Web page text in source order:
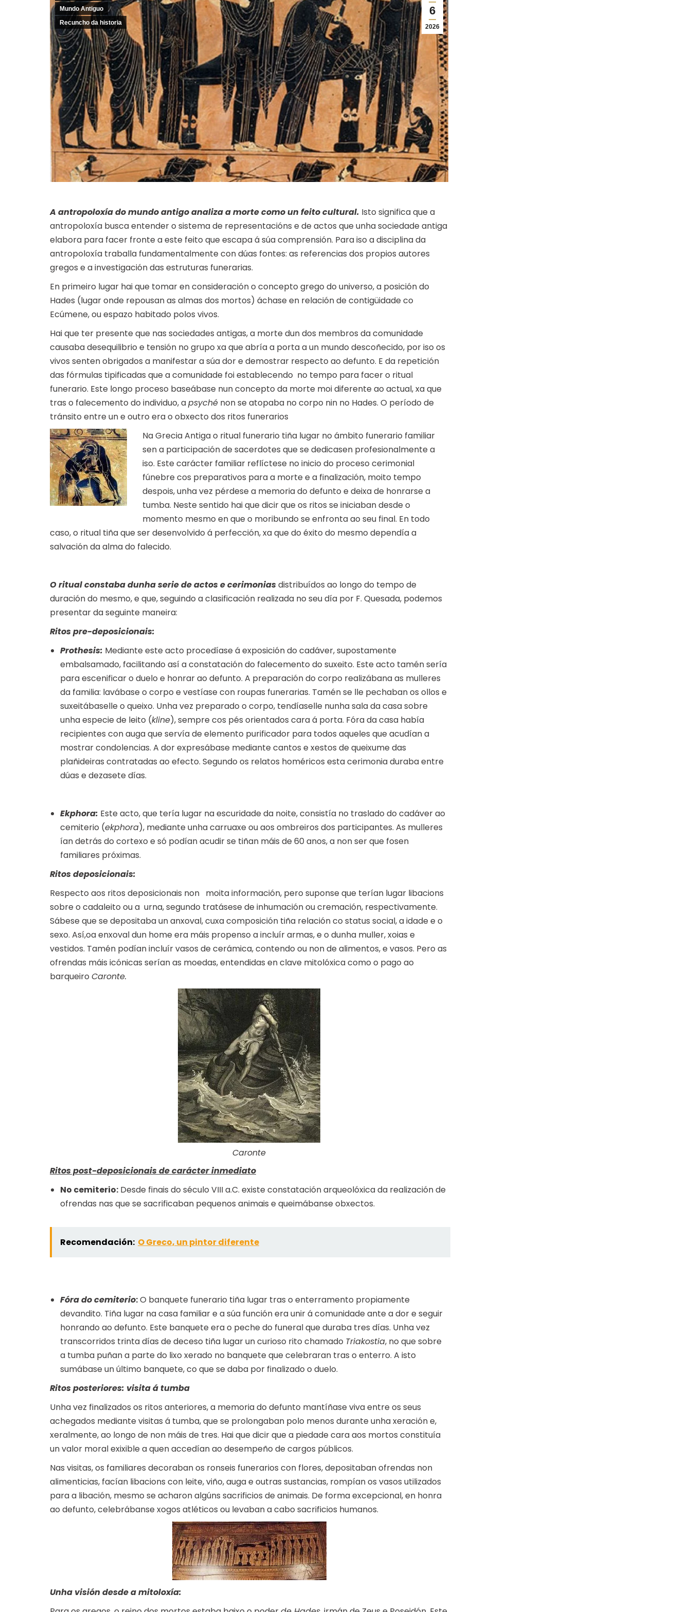
6
2026
Mundo Antiguo
Recuncho da historia
A antropoloxía do mundo antigo analiza a morte como un feito cultural. Isto significa que a
antropoloxía busca entender o sistema de representacións e de actos que unha sociedade antiga
elabora para facer fronte a este feito que escapa á súa comprensión. Para iso a disciplina da
antropoloxía traballa fundamentalmente con dúas fontes: as referencias dos propios autores
gregos e a investigación das estruturas funerarias.
En primeiro lugar hai que tomar en consideración o concepto grego do universo, a posición do
Hades (lugar onde repousan as almas dos mortos) áchase en relación de contigüidade co
Ecúmene, ou espazo habitado polos vivos.
Hai que ter presente que nas sociedades antigas, a morte dun dos membros da comunidade
causaba desequilibrio e tensión no grupo xa que abría a porta a un mundo descoñecido, por iso os
vivos senten obrigados a manifestar a súa dor e demostrar respecto ao defunto. E da repetición
das fórmulas tipificadas que a comunidade foi establecendo no tempo para facer o ritual
funerario. Este longo proceso baseábase nun concepto da morte moi diferente ao actual, xa que
tras o falecemento do individuo, apsyché non se atopaba no corpo nin no Hades. O período de
tránsito entre un e outro era o obxecto dos ritos funerarios
Na Grecia Antiga o ritual funerario tiña lugar no ámbito funerario familiar
sen a participación de sacerdotes que se dedicasen profesionalmente a
iso. Este carácter familiar reflíctese no inicio do proceso cerimonial
fúnebre cos preparativos para a morte e a finalización, moito tempo
despois, unha vez pérdese a memoria do defunto e deixa de honrarse a
tumba. Neste sentido hai que dicir que os ritos se iniciaban desde o
momento mesmo en que o moribundo se enfronta ao seu final. En todo
caso, o ritual tiña que ser desenvolvido á perfección, xa que do éxito do mesmo dependía a
salvación da alma do falecido.
O ritual constaba dunha serie de actos e cerimoniasdistribuídos ao longo do tempo de
duración do mesmo, e que, seguindo a clasificación realizada no seu día por F. Quesada, podemos
presentar da seguinte maneira:
Ritos pre-deposicionais:
Prothesis: Mediante este acto procedíase á exposición do cadáver, supostamente
embalsamado, facilitando así a constatación do falecemento do suxeito. Este acto tamén sería
para escenificar o duelo e honrar ao defunto. A preparación do corpo realizábana as mulleres
da familia: lavábase o corpo e vestíase con roupas funerarias. Tamén se lle pechaban os ollos e
suxeitábaselle o queixo. Unha vez preparado o corpo, tendíaselle nunha sala da casa sobre
unha especie de leito (kline), sempre cos pés orientados cara á porta. Fóra da casa había
recipientes con auga que servía de elemento purificador para todos aqueles que acudían a
mostrar condolencias. A dor expresábase mediante cantos e xestos de queixume das
plañideiras contratadas ao efecto. Segundo os relatos homéricos esta cerimonia duraba entre
dúas e dezasete días.
Ekphora: Este acto, que tería lugar na escuridade da noite, consistía no traslado do cadáver ao
cemiterio (ekphora), mediante unha carruaxe ou aos ombreiros dos participantes. As mulleres
ían detrás do cortexo e só podían acudir se tiñan máis de 60 anos, a non ser que fosen
familiares próximas.
Ritos deposicionais:
Respecto aos ritos deposicionais non moita información, pero suponse que terían lugar libacions
sobre o cadaleito ou a urna, segundo tratásese de inhumación ou cremación, respectivamente.
Sábese que se depositaba un anxoval, cuxa composición tiña relación co status social, a idade e o
sexo. Así,oa enxoval dun home era máis propenso a incluír armas, e o dunha muller, xoias e
vestidos. Tamén podían incluír vasos de cerámica, contendo ou non de alimentos, e vasos. Pero as
ofrendas máis icónicas serían as moedas, entendidas en clave mitolóxica como o pago ao
barqueiro Caronte.
Caronte
Ritos post-deposicionais de carácter inmediato
No cemiterio: Desde finais do século VIII a.C. existe constatación arqueolóxica da realización de
ofrendas nas que se sacrificaban pequenos animais e queimábanse obxectos.
Recomendación: O Greco, un pintor diferente
Fóra do cemiterio:O banquete funerario tiña lugar tras o enterramento propiamente
devandito. Tiña lugar na casa familiar e a súa función era unir á comunidade ante a dor e seguir
honrando ao defunto. Este banquete era o peche do funeral que duraba tres días. Unha vez
transcorridos trinta días de deceso tiña lugar un curioso rito chamado Triakostia, no que sobre
a tumba puñan a parte do lixo xerado no banquete que celebraran tras o enterro. A isto
sumábase un último banquete, co que se daba por finalizado o duelo.
Ritos posteriores: visita á tumba
Unha vez finalizados os ritos anteriores, a memoria do defunto mantíñase viva entre os seus
achegados mediante visitas á tumba, que se prolongaban polo menos durante unha xeración e,
xeralmente, ao longo de non máis de tres. Hai que dicir que a piedade cara aos mortos constituía
un valor moral exixible a quen accedían ao desempeño de cargos públicos.
Nas visitas, os familiares decoraban os ronseis funerarios con flores, depositaban ofrendas non
alimenticias, facían libacions con leite, viño, auga e outras sustancias, rompían os vasos utilizados
para a libación, mesmo se acharon algúns sacrificios de animais. De forma excepcional, en honra
ao defunto, celebrábanse xogos atléticos ou levaban a cabo sacrificios humanos.
Unha visión desde a mitoloxía: